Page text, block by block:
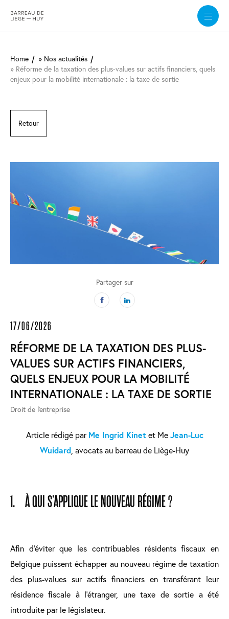
contenu
principal
Home
Nos actualités
Réforme de la taxation des plus-values sur actifs financiers, quels
enjeux pour la mobilité internationale : la taxe de sortie
Retour
Partager sur
17/06/2026
RÉFORME DE LA TAXATION DES PLUS-
VALUES SUR ACTIFS FINANCIERS,
QUELS ENJEUX POUR LA MOBILITÉ
INTERNATIONALE : LA TAXE DE SORTIE
Droit de l'entreprise
Article rédigé parMe Ingrid Kinet et MeJean-Luc
Wuidard , avocats au barreau de Liège-Huy
1. À QUI S’APPLIQUE LE NOUVEAU RÉGIME ?
Afin d’éviter que les contribuables résidents fiscaux en
Belgique puissent échapper au nouveau régime de taxation
des plus-values sur actifs financiers en transférant leur
résidence fiscale à l’étranger, une taxe de sortie a été
introduite par le législateur.